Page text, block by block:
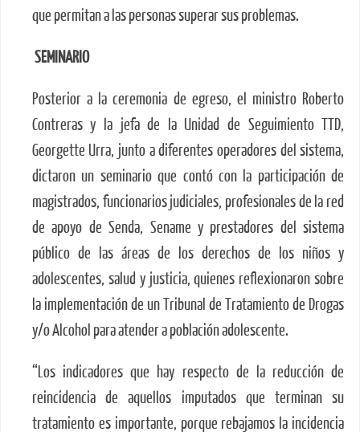
que permitan a las personas superar sus problemas.
SEMINARIO
Posterior a la ceremonia de egreso, el ministro Roberto
Contreras y la jefa de la Unidad de Seguimiento TTD,
Georgette Urra, junto a diferentes operadores del sistema,
dictaron un seminario que contó con la participación de
magistrados, funcionarios judiciales, profesionales de la red
de apoyo de Senda, Sename y prestadores del sistema
público de las áreas de los derechos de los niños y
adolescentes, salud y justicia, quienes reflexionaron sobre
la implementación de un Tribunal de Tratamiento de Drogas
y/o Alcohol para atender a población adolescente.
“Los indicadores que hay respecto de la reducción de
reincidencia de aquellos imputados que terminan su
tratamiento es importante, porque rebajamos la incidencia